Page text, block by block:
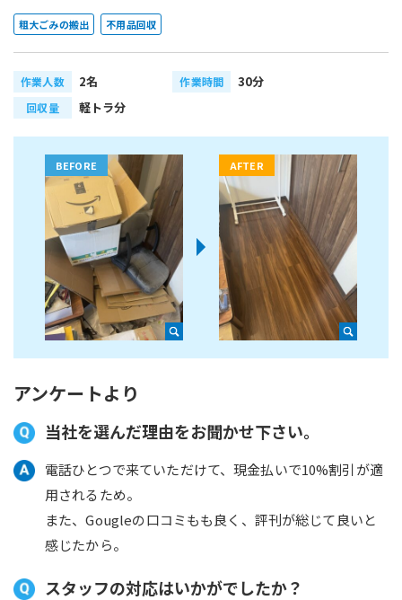
粗大ごみの搬出 不用品回収
作業人数 2名 作業時間 30分
回収量 軽トラ分
アンケートより
当社を選んだ理由をお聞かせ下さい。
電話ひとつで来ていただけて、現金払いで10%割引が適
用されるため。
また、Gougleの口コミもも良く、評刊が総じて良いと
感じたから。
スタッフの対応はいかがでしたか？